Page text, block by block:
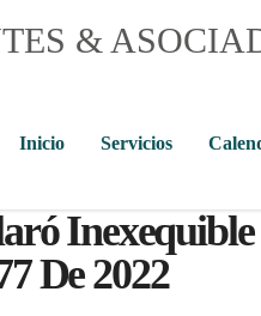
Inicio Servicios
De 2022